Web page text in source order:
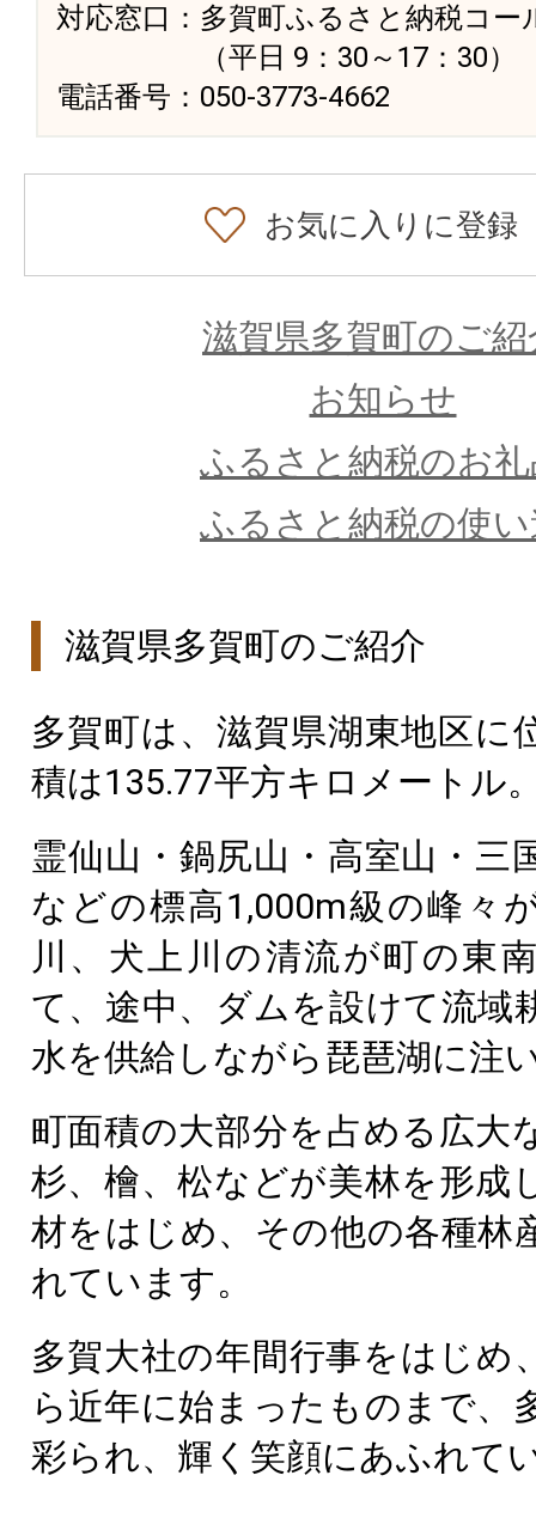
対応窓口：多賀町ふるさと納税コー
（平日 9：30～17：30）
電話番号：050-3773-4662
お気に入りに登録
滋賀県多賀町のご紹
お知らせ
ふるさと納税のお
ふるさと納税の使
滋賀県多賀町のご紹介
多賀町は、滋賀県湖東地区に
積は135.77平方キロメートル
霊仙山・鍋尻山・高室山・三
などの標高1,000m級の峰々
川、犬上川の清流が町の東
て、途中、ダムを設けて流域
水を供給しながら琵琶湖に注
町面積の大部分を占める広大
杉、檜、松などが美林を形成
材をはじめ、その他の各種林
れています。
多賀大社の年間行事をはじめ
ら近年に始まったものまで、
彩られ、輝く笑顔にあふれて